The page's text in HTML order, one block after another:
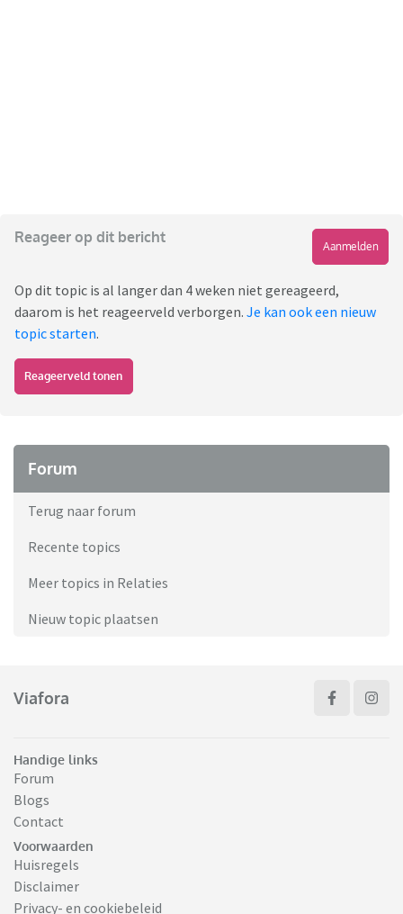
Reageer op dit bericht
Aanmelden
Op dit topic is al langer dan 4 weken niet gereageerd,
daarom is het reageerveld verborgen. Je kan ook een nieuw
topic starten.
Reageerveld tonen
Forum
Terug naar forum
Recente topics
Meer topics in Relaties
Nieuw topic plaatsen
Viafora
Handige links
Forum
Blogs
Contact
Voorwaarden
Huisregels
Disclaimer
Privacy- en cookiebeleid